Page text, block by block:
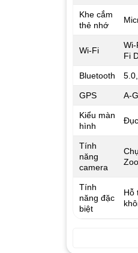
Khe cắm
thẻ nhớ
Wi-Fi
Fi
Bluetooth
GPS A-
Kiểu màn
hình
Tính
năng
camera
Tính
năng đặc
biệt
Hỗ